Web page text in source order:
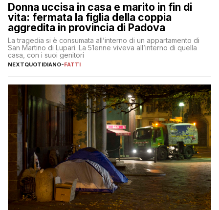
Donna uccisa in casa e marito in fin di
vita: fermata la figlia della coppia
aggredita in provincia di Padova
La tragedia si è consumata all’interno di un appartamento di
San Martino di Lupari. La 51enne viveva all’interno di quella
casa, con i suoi genitori
NEXTQUOTIDIANO-FATTI